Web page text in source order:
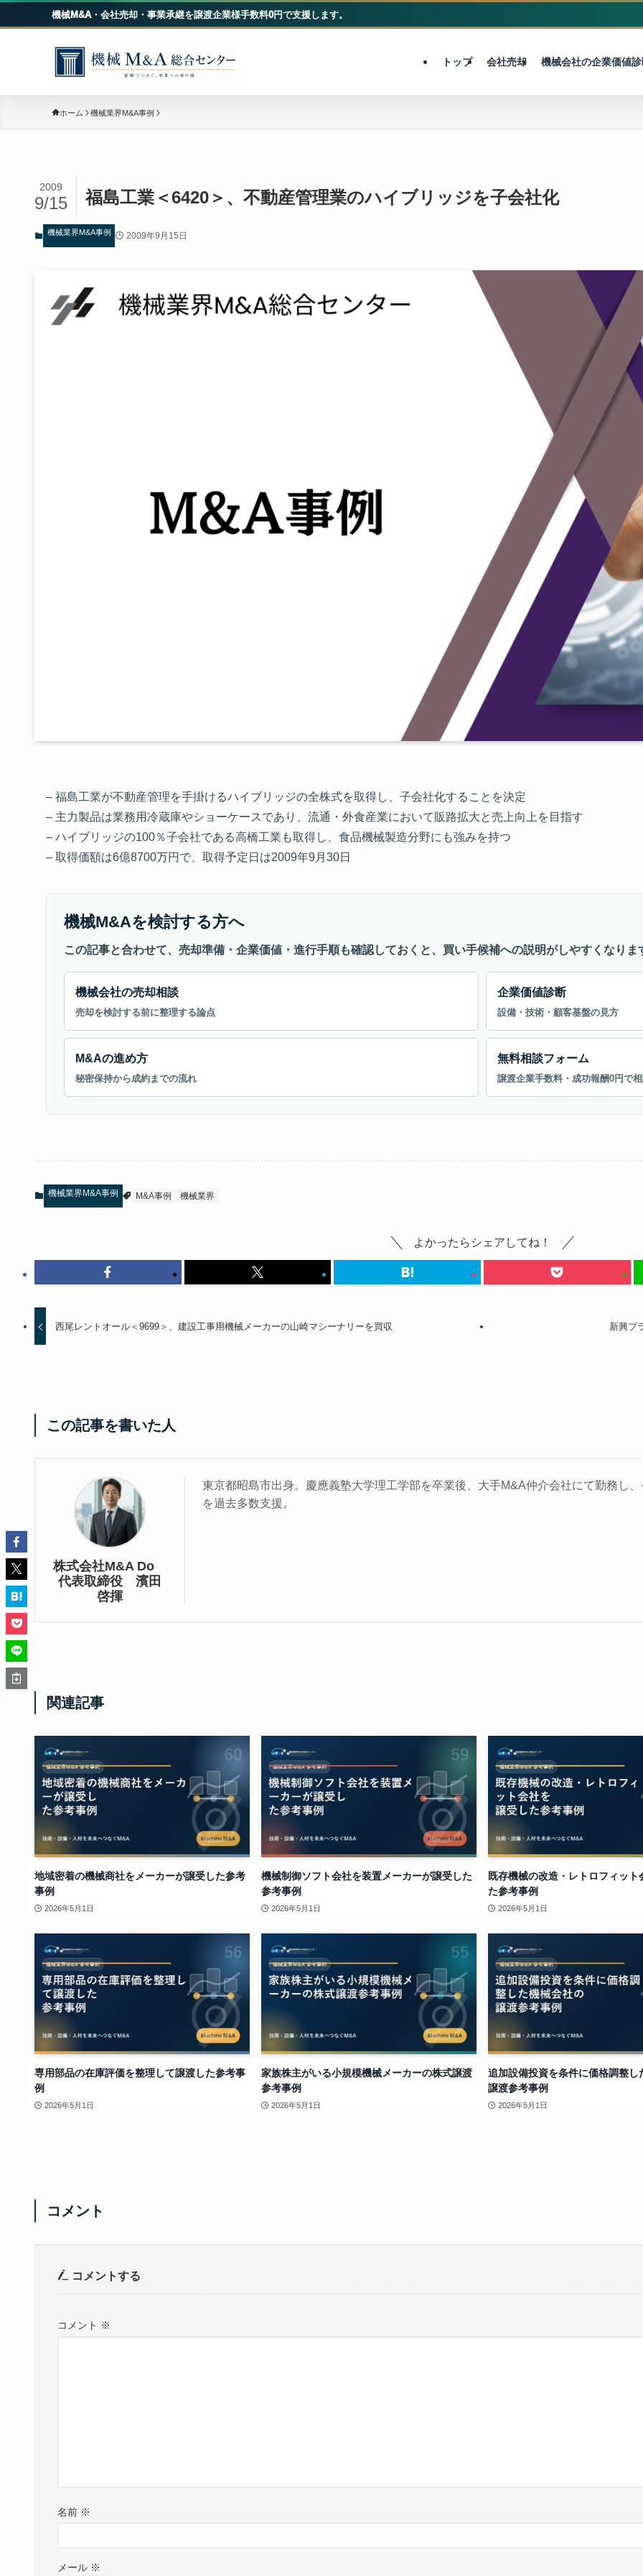
機械M&A・会社売却・事業承継を譲渡企業様手数料0円で支援します。
トップ 会社売却 機械会社の企業価値
ホーム 機械業界M&A事例
福島工業＜6420＞、不動産管理業のハイブリッジを子会社化
2009
9/15
機械業界M&A事例 2009年9月15日
– 福島工業が不動産管理を手掛けるハイブリッジの全株式を取得し、子会社化することを決定
– 主力製品は業務用冷蔵庫やショーケースであり、流通・外食産業において販路拡大と売上向上を目指す
– ハイブリッジの100％子会社である高橋工業も取得し、食品機械製造分野にも強みを持つ
– 取得価額は6億8700万円で、取得予定日は2009年9月30日
機械M&Aを検討する方へ
この記事と合わせて、売却準備・企業価値・進行手順も確認しておくと、買い手候補への説明がしやすくなりま
機械会社の売却相談
売却を検討する前に整理する論点
企業価値診断
設備・技術・顧客基盤の見方
M&Aの進め方
秘密保持から成約までの流れ
無料相談フォーム
譲渡企業手数料・成功報酬0円で
機械業界M&A事例 M&A事例 機械業界
よかったらシェアしてね！
西尾レントオール＜9699＞、建設工事用機械メーカーの山崎マシーナリーを買収 新興プ
この記事を書いた人
株式会社M&A Do
代表取締役 濱田
啓揮
東京都昭島市出身。慶應義塾大学理工学部を卒業後、大手M&A仲介会社にて勤務し
を過去多数支援。
関連記事
地域密着の機械商社をメーカーが譲受した参考
事例
2026年5月1日
機械制御ソフト会社を装置メーカーが譲受した
参考事例
2026年5月1日
既存機械の改造・レトロフィット
た参考事例
2026年5月1日
専用部品の在庫評価を整理して譲渡した参考事
例
2026年5月1日
家族株主がいる小規模機械メーカーの株式譲渡
参考事例
2026年5月1日
追加設備投資を条件に価格調整し
譲渡参考事例
2026年5月1日
コメント
コメントする
コメント ※
名前 ※
メール ※